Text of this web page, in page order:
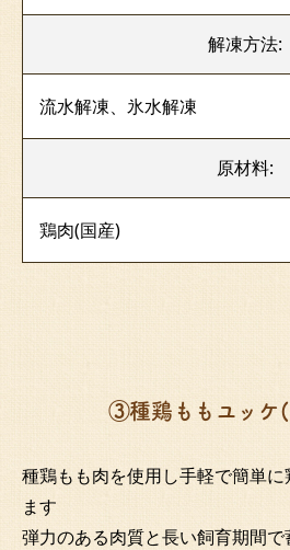
解凍方法:
流水解凍、氷水解凍
原材料:
鶏肉(国産)
③種鶏ももユッケ
種鶏もも肉を使用し手軽で簡単に
ます
弾力のある肉質と長い飼育期間